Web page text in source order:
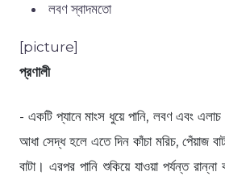
লবণ স্বাদমতো
[picture]
প্রণালী
- একটি প্যানে মাংস ধুয়ে পানি, লবণ এবং
আধা সেদ্ধ হলে এতে দিন কাঁচা মরিচ, পেঁয়াজ
বাটা। এরপর পানি শুকিয়ে যাওয়া পর্যন্ত